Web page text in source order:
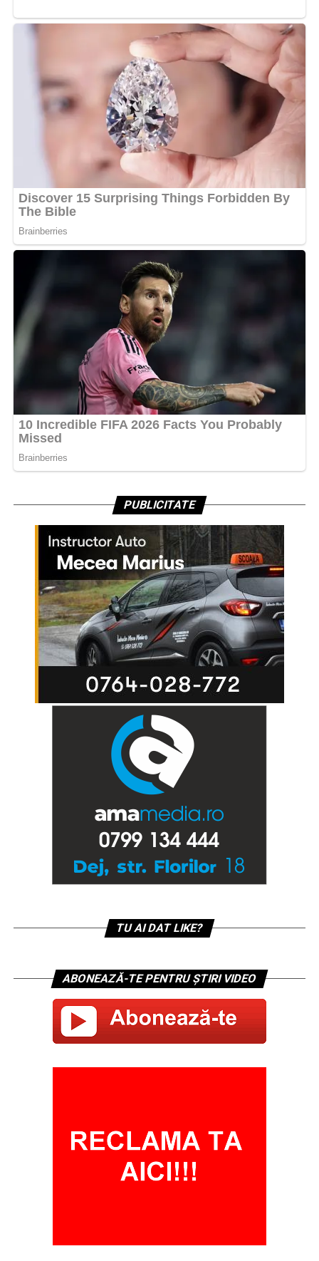
PUBLICITATE
TU AI DAT LIKE?
ABONEAZĂ-TE PENTRU ȘTIRI VIDEO